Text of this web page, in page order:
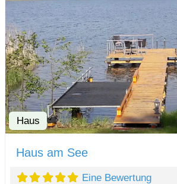
Haus
Haus am See
Eine Bewertung